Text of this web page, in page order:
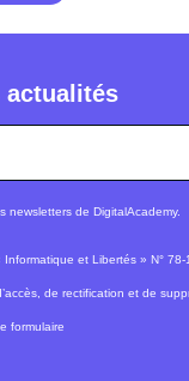
actualités
newsletters de DigitalAcademy.
Informatique et Libertés » N°
de rectification et de
formulaire